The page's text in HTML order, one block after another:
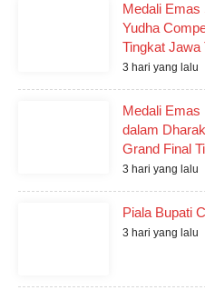
Medali Emas
Yudha
Tingkat Jawa
3 hari yang lalu
Medali Emas
dalam
Grand Final
3 hari yang lalu
Piala Bupati
3 hari yang lalu